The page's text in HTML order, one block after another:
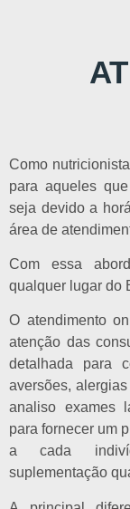
Como
para aqueles
seja devido a
área de
Com essa
qualquer lugar do
O atendimento
atenção das
detalhada para
aversões,
analiso exames
para fornecer um
a cada
suplementação